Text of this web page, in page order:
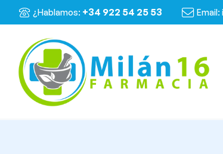
¿Hablamos: +34 922 54 25 53